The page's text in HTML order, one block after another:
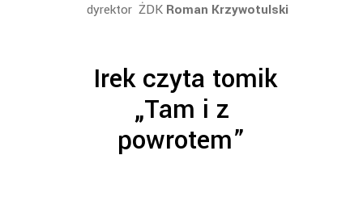
dyrektor ŻDK Roman Krzywotulski
Irek czyta tomik
„Tam i z
powrotem”